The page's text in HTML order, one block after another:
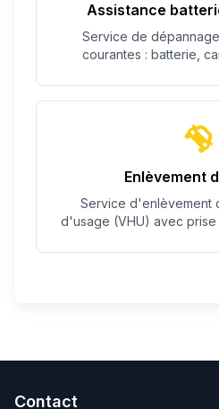
Assistance
Service de
courantes : batterie,
Enlèvement
Service d'enlèvement
d'usage (VHU) avec
Contact